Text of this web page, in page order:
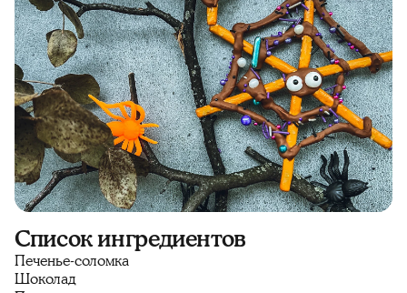
Список ингредиентов
Печенье-соломка
Шоколад